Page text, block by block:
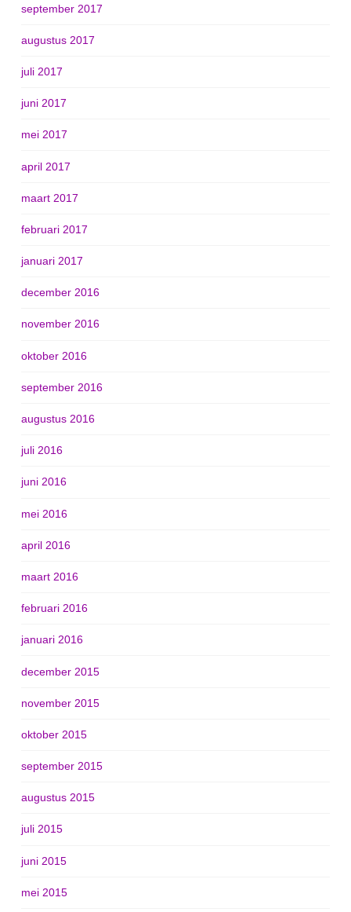
september 2017
augustus 2017
juli 2017
juni 2017
mei 2017
april 2017
maart 2017
februari 2017
januari 2017
december 2016
november 2016
oktober 2016
september 2016
augustus 2016
juli 2016
juni 2016
mei 2016
april 2016
maart 2016
februari 2016
januari 2016
december 2015
november 2015
oktober 2015
september 2015
augustus 2015
juli 2015
juni 2015
mei 2015